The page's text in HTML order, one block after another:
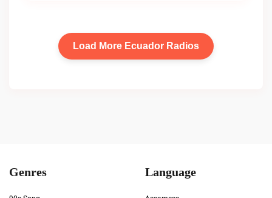
Load More Ecuador Radios
Genres Language